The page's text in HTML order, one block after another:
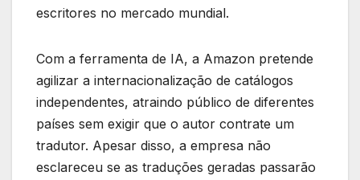
escritores no mercado mundial.
Com a ferramenta de IA, a Amazon pretende
agilizar a internacionalização de catálogos
independentes, atraindo público de diferentes
países sem exigir que o autor contrate um
tradutor. Apesar disso, a empresa não
esclareceu se as traduções geradas passarão